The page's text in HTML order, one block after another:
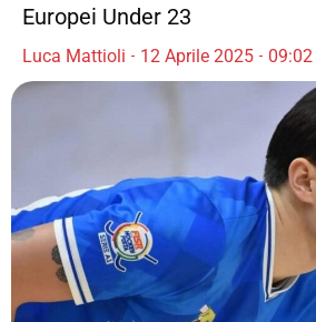
Europei Under 23
Luca Mattioli 12 Aprile 2025 09:02